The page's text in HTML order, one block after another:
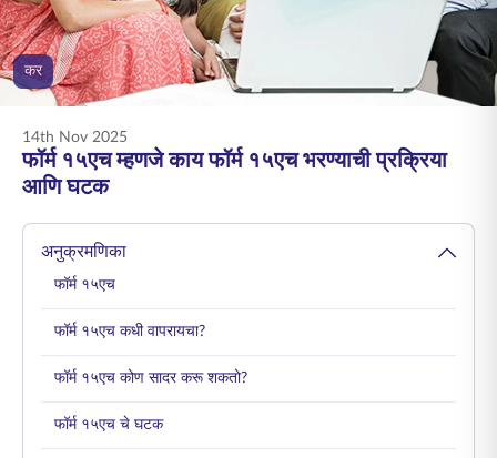
ENGLISH
ऑनलाइन खरेदी करा
कर
14th Nov 2025
फॉर्म १५एच म्हणजे काय फॉर्म १५एच भरण्याची प्रक्रिया
आणि घटक
अनुक्रमणिका
फॉर्म १५एच
फॉर्म १५एच कधी वापरायचा?
फॉर्म १५एच कोण सादर करू शकतो?
फॉर्म १५एच चे घटक